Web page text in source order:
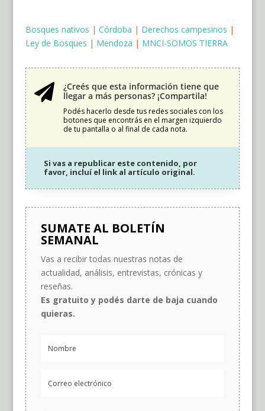
Bosques nativos | Córdoba | Derechos campesinos |
Ley de Bosques | Mendoza | MNCI-SOMOS TIERRA

¿Creés que esta información tiene que
llegar a más personas? ¡Compartila!
Podés hacerlo desde tus redes sociales con los
botones que encontrás en el margen izquierdo
de tu pantalla o al final de cada nota.
Si vas a republicar este contenido, por
favor, incluí el link al artículo original.
SUMATE AL BOLETÍN
SEMANAL
Vas a recibir todas nuestras notas de
actualidad, análisis, entrevistas, crónicas y
reseñas.
Es gratuito y podés darte de baja cuando
quieras.